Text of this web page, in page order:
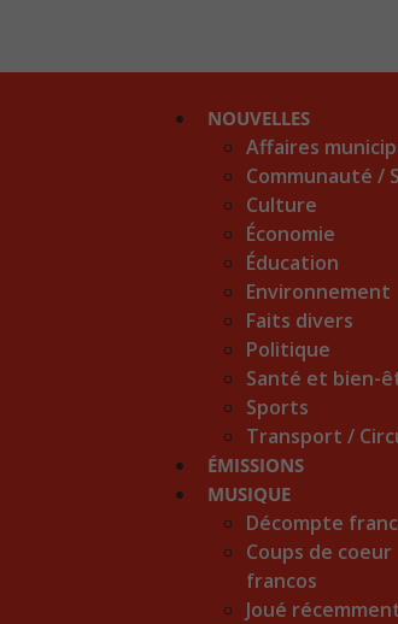
NOUVELLES
Affaires
Communauté /
Culture
Économie
Éducation
Environnement
Faits divers
Politique
Santé et bien-
Sports
Transport /
ÉMISSIONS
MUSIQUE
Décompte
Coups de coeur
francos
Joué